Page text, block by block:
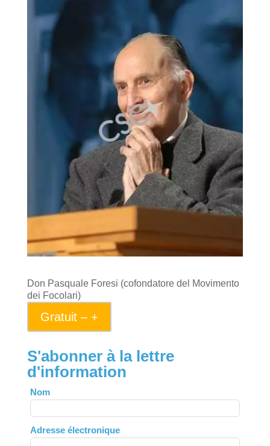
Don Pasquale Foresi (cofondatore del Movimento
dei Focolari)
Gratuit – +
S'abonner à la lettre
d'information
Leave
this
field
blank
Nom
Adresse électronique